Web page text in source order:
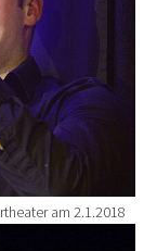
am 2.1.2018